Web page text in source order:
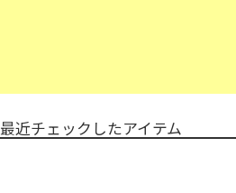
最近チェックしたアイテム